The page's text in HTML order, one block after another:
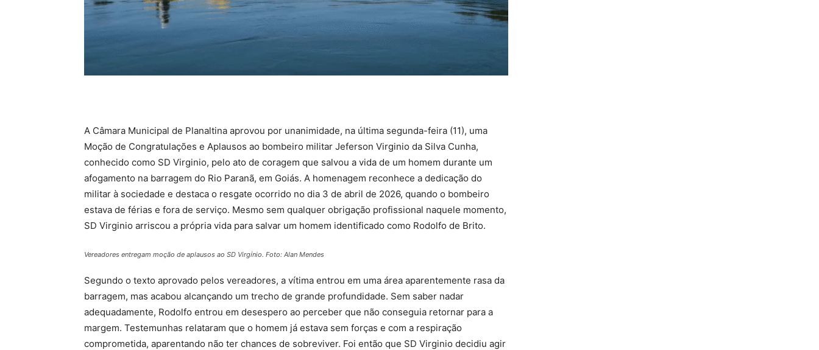
A Câmara Municipal de Planaltina aprovou por unanimidade, na última segunda-feira (11), uma
Moção de Congratulações e Aplausos ao bombeiro militar Jeferson Virginio da Silva Cunha,
conhecido como SD Virginio, pelo ato de coragem que salvou a vida de um homem durante um
afogamento na barragem do Rio Paranã, em Goiás. A homenagem reconhece a dedicação do
militar à sociedade e destaca o resgate ocorrido no dia 3 de abril de 2026, quando o bombeiro
estava de férias e fora de serviço. Mesmo sem qualquer obrigação profissional naquele momento,
SD Virginio arriscou a própria vida para salvar um homem identificado como Rodolfo de Brito.
Vereadores entregam moção de aplausos ao SD Virgínio. Foto: Alan Mendes
Segundo o texto aprovado pelos vereadores, a vítima entrou em uma área aparentemente rasa da
barragem, mas acabou alcançando um trecho de grande profundidade. Sem saber nadar
adequadamente, Rodolfo entrou em desespero ao perceber que não conseguia retornar para a
margem. Testemunhas relataram que o homem já estava sem forças e com a respiração
comprometida, aparentando não ter chances de sobreviver. Foi então que SD Virginio decidiu agir